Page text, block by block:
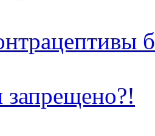
запрещено?!